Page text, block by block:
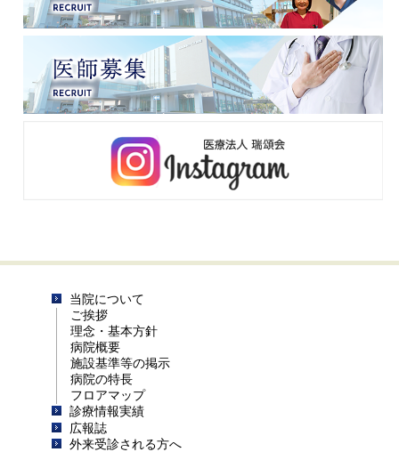
当院について
ご挨拶
理念・基本方針
病院概要
施設基準等の掲示
病院の特長
フロアマップ
診療情報実績
広報誌
外来受診される方へ